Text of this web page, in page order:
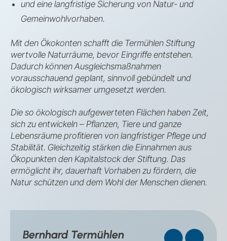
und eine langfristige Sicherung von Natur- und
Gemeinwohlvorhaben.
Mit den Ökokonten schafft die Termühlen Stiftung
wertvolle Naturräume, bevor Eingriffe entstehen.
Dadurch können Ausgleichsmaßnahmen
vorausschauend geplant, sinnvoll gebündelt und
ökologisch wirksamer umgesetzt werden.
Die so ökologisch aufgewerteten Flächen haben Zeit,
sich zu entwickeln – Pflanzen, Tiere und ganze
Lebensräume profitieren von langfristiger Pflege und
Stabilität. Gleichzeitig stärken die Einnahmen aus
Ökopunkten den Kapitalstock der Stiftung. Das
ermöglicht ihr, dauerhaft Vorhaben zu fördern, die
Natur schützen und dem Wohl der Menschen dienen.
Bernhard Termühlen